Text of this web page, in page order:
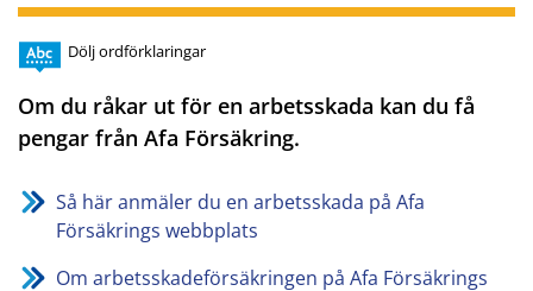
Dölj ordförklaringar
Om du råkar ut för en arbetsskada kan du få
pengar från Afa Försäkring.
Så här anmäler du en arbetsskada på Afa
Försäkrings webbplats
Om arbetsskadeförsäkringen på Afa Försäkrings